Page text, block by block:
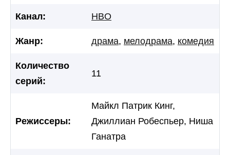
Канал: HBO
Жанр: драма, мелодрама, комедия
Количество
серий:
11
Режиссеры:
Майкл Патрик Кинг,
Джиллиан Робеспьер, Ниша
Ганатра